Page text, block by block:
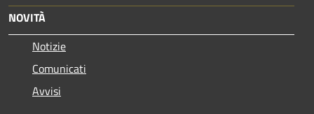
NOVITÀ
Notizie
Comunicati
Avvisi